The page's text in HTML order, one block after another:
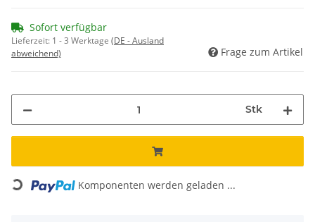
Sofort verfügbar
Lieferzeit: 1 - 3 Werktage (DE - Ausland
abweichend)
Frage zum Artikel
Stk
Loading... Komponenten werden geladen ...